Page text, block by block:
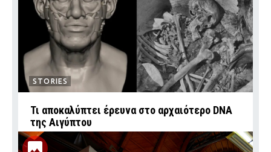
STORIES
Τι αποκαλύπτει έρευνα στο αρχαιότερο DNA
της Αιγύπτου